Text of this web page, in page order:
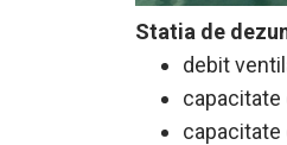
Statia de
debit
capacitate
capacitate